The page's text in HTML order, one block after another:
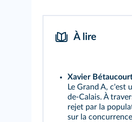
À lire
Xavier
Le Grand A, c'est
de-Calais. À
rejet par la
sur la